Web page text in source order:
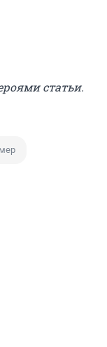
статьи.